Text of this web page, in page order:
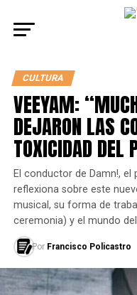
CULTURA
VEEYAM:
DEJARON LAS
TOXICIDAD DEL
El conductor de Damn!,
reflexiona sobre este
musical, su forma de
ceremonia) y el mundo
Por Francisco Policastro